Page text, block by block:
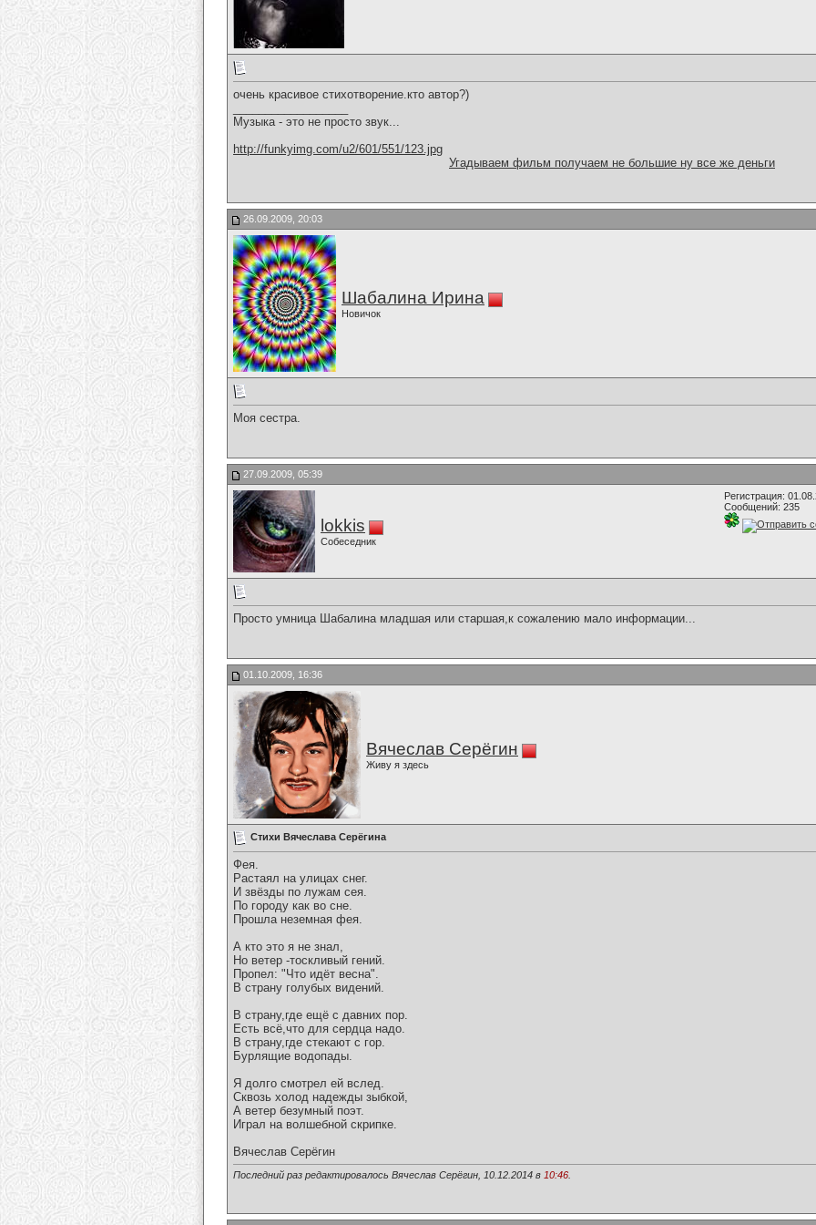
очень красивое стихотворение.кто автор?)
Музыка - это не просто звук...
http://funkyimg.com/u2/601/551/123.jpg
Угадываем фильм получаем не большие ну все же деньги
26.09.2009, 20:03
Шабалина Ирина
Новичок
Моя сестра.
27.09.2009, 05:39
lokkis
Собеседник
Регистрация:
Сообщений: 235
Просто умница Шабалина младшая или старшая,к сожалению мало информации...
01.10.2009, 16:36
Вячеслав Серёгин
Живу я здесь
Стихи Вячеслава Серёгина
Фея.
Растаял на улицах снег.
И звёзды по лужам сея.
По городу как во сне.
Прошла неземная фея.
А кто это я не знал,
Но ветер -тоскливый гений.
Пропел: "Что идёт весна".
В страну голубых видений.
В страну,где ещё с давних пор.
Есть всё,что для сердца надо.
В страну,где стекают с гор.
Бурлящие водопады.
Я долго смотрел ей вслед.
Сквозь холод надежды зыбкой,
А ветер безумный поэт.
Играл на волшебной скрипке.
Вячеслав Серёгин
Последний раз редактировалось Вячеслав Серёгин, 10.12.2014 в 10:46